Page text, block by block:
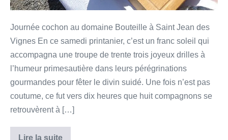
Journée cochon au domaine Bouteille à Saint Jean des
Vignes En ce samedi printanier, c’est un franc soleil qui
accompagna une troupe de trente trois joyeux drilles à
l’humeur primesautière dans leurs pérégrinations
gourmandes pour fêter le divin suidé. Une fois n’est pas
coutume, ce fut vers dix heures que huit compagnons se
retrouvèrent à […]
Lire la suite